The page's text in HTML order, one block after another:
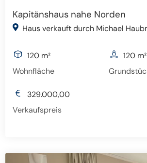
Kapitänshaus nahe Norden
Haus verkauft durch Michael
120 m²
Wohnfläche
120 m²
329.000,00
Verkaufspreis